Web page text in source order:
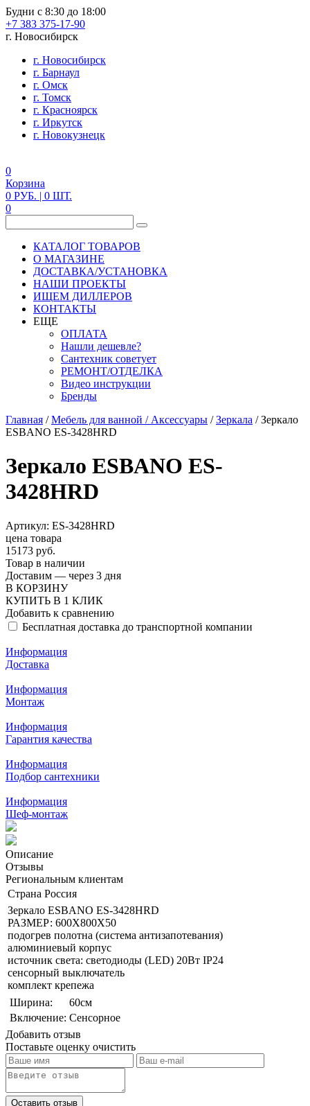
Будни с 8:30 до 18:00
+7 383 375-17-90
г. Новосибирск
г. Новосибирск
г. Барнаул
г. Омск
г. Томск
г. Красноярск
г. Иркутск
г. Новокузнецк
0
Корзина
0 РУБ. | 0 ШТ.
0
КАТАЛОГ ТОВАРОВ
О МАГАЗИНЕ
ДОСТАВКА/УСТАНОВКА
НАШИ ПРОЕКТЫ
ИЩЕМ ДИЛЛЕРОВ
КОНТАКТЫ
ЕЩЕ
ОПЛАТА
Нашли дешевле?
Сантехник советует
РЕМОНТ/ОТДЕЛКА
Видео инструкции
Бренды
Главная /Мебель для ванной / Аксессуары /Зеркала /Зеркало
ESBANO ES-3428HRD
Зеркало ESBANO ES-
3428HRD
Артикул: ES-3428HRD
цена товара
15173 руб.
Товар в наличии
Доставим — через 3 дня
В КОРЗИНУ
КУПИТЬ В 1 КЛИК
Добавить к сравнению
Бесплатная доставка до транспортной компании
Информация
Доставка
Информация
Монтаж
Информация
Гарантия качества
Информация
Подбор сантехники
Информация
Шеф-монтаж
Описание
Отзывы
Региональным клиентам
Страна Россия
Зеркало ESBANO ES-3428HRD
РАЗМЕР: 600Х800Х50
подогрев полотна (система антизапотевания)
алюминиевый корпус
источник света: светодиоды (LED) 20Вт IP24
сенсорный выключатель
комплект крепежа
Ширина:
60см
Включение: Сенсорное
Добавить отзыв
Поставьте оценку очистить